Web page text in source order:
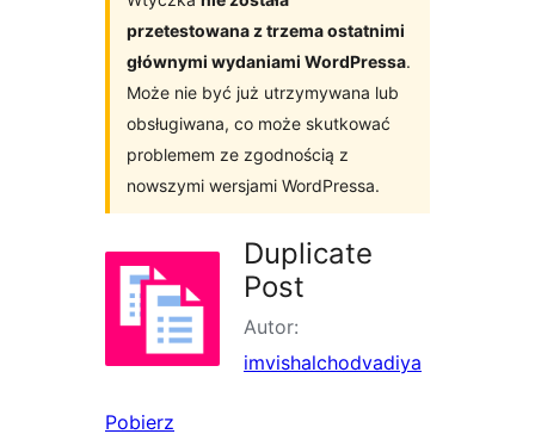
przetestowana z trzema ostatnimi
głównymi wydaniami WordPressa.
Może nie być już utrzymywana lub
obsługiwana, co może skutkować
problemem ze zgodnością z
nowszymi wersjami WordPressa.
Duplicate
Post
Autor:
imvishalchodvadiya
Pobierz